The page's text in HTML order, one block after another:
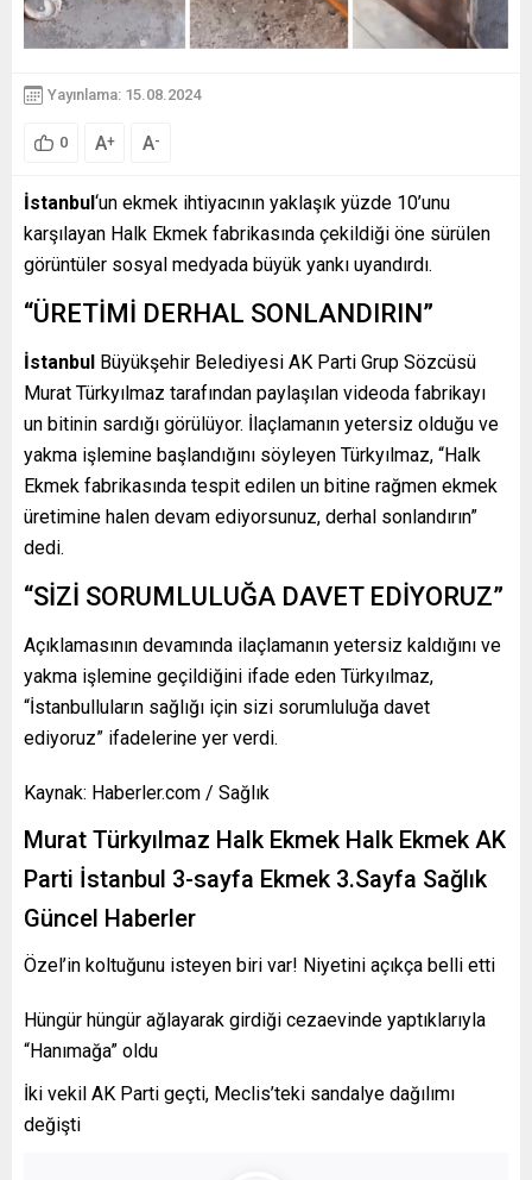
Yayınlama: 15.08.2024
0 A+ A-
İstanbul‘un ekmek ihtiyacının yaklaşık yüzde 10’unu
karşılayan Halk Ekmek fabrikasında çekildiği öne sürülen
görüntüler sosyal medyada büyük yankı uyandırdı.
“ÜRETİMİ DERHAL SONLANDIRIN”
İstanbul Büyükşehir Belediyesi AK Parti Grup Sözcüsü
Murat Türkyılmaz tarafından paylaşılan videoda fabrikayı
un bitinin sardığı görülüyor. İlaçlamanın yetersiz olduğu ve
yakma işlemine başlandığını söyleyen Türkyılmaz, “Halk
Ekmek fabrikasında tespit edilen un bitine rağmen ekmek
üretimine halen devam ediyorsunuz, derhal sonlandırın”
dedi.
“SİZİ SORUMLULUĞA DAVET EDİYORUZ”
Açıklamasının devamında ilaçlamanın yetersiz kaldığını ve
yakma işlemine geçildiğini ifade eden Türkyılmaz,
“İstanbulluların sağlığı için sizi sorumluluğa davet
ediyoruz” ifadelerine yer verdi.
Kaynak: Haberler.com / Sağlık
Murat Türkyılmaz Halk Ekmek Halk Ekmek AK
Parti İstanbul 3-sayfa Ekmek 3.Sayfa Sağlık
Güncel Haberler
Özel’in koltuğunu isteyen biri var! Niyetini açıkça belli etti
Hüngür hüngür ağlayarak girdiği cezaevinde yaptıklarıyla
“Hanımağa” oldu
İki vekil AK Parti geçti, Meclis’teki sandalye dağılımı
değişti